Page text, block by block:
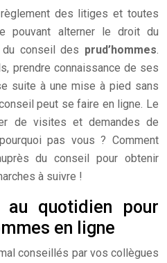
des litiges et toutes
pouvant alterner le droit du
conseil des prud’hommes.
prendre connaissance de ses
suite à une mise à pied sans
peut se faire en ligne. Le
de visites et demandes de
pas vous ? Comment
du conseil pour obtenir
à suivre !
au quotidien pour
en ligne
conseillés par vos collègues